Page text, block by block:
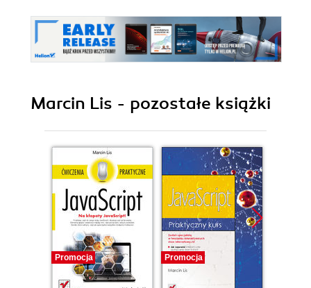
Marcin Lis - pozostałe książki
Promocja Promocja